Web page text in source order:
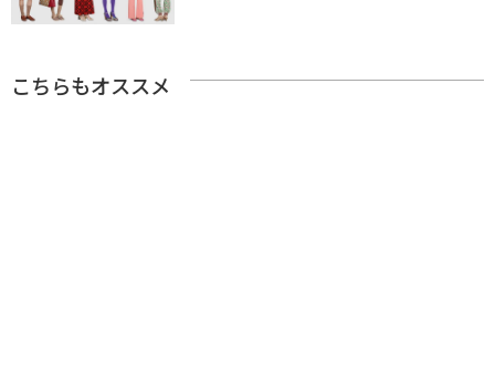
こちらもオススメ